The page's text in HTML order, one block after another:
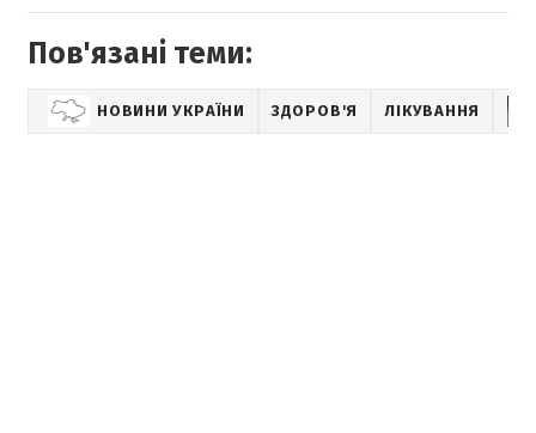
Пов'язані теми:
НОВИНИ УКРАЇНИ ЗДОРОВ'Я ЛІКУВАННЯ